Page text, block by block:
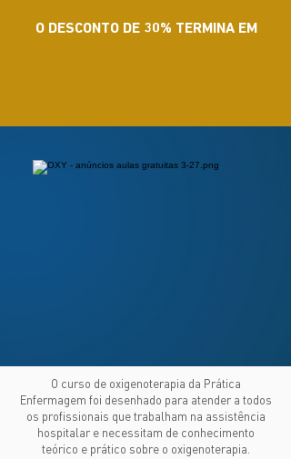
O DESCONTO DE 30% TERMINA EM
O curso de oxigenoterapia da Prática
Enfermagem foi desenhado para atender a todos
os profissionais que trabalham na assistência
hospitalar e necessitam de conhecimento
teórico e prático sobre o oxigenoterapia.